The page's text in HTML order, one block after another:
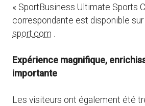
« SportBusiness Ultimate Sports
correspondante est disponible sur
sport.com
Expérience magnifique,
importante
Les visiteurs ont également été